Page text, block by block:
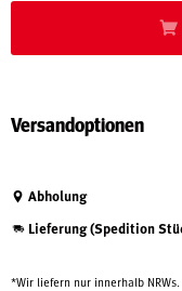
Versandoptionen
Abholung
Lieferung (Spedition
*Wir liefern nur innerhalb